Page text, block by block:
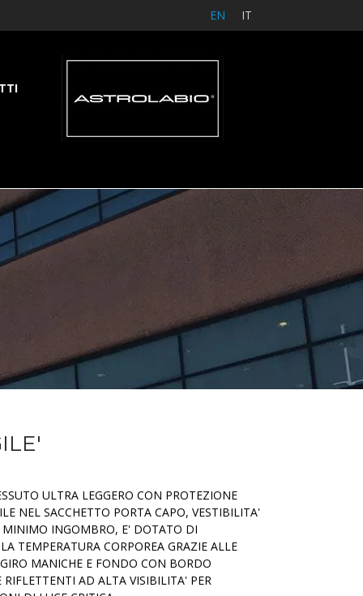
EN IT
ULTRA LEGGERO CON PROTEZIONE
NEL SACCHETTO PORTA CAPO, VESTIBILITA'
INGOMBRO, E' DOTATO DI
TEMPERATURA CORPOREA GRAZIE ALLE
MANICHE E FONDO CON BORDO
AD ALTA VISIBILITA' PER